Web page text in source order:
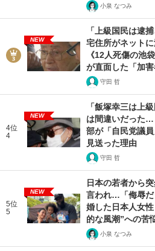
小泉 なつみ
NEW
「上級国民は逮
宅住所がネット
《12人死傷の池
が直面した「加害
守田 哲
4位
4
NEW
「飯塚幸三は上
は間違いだった…
部が「自民党議
見送った理由
守田 哲
5位
5
NEW
日本の若者から
言われ…「侮辱だ
婚した日本人女
的な風潮”への苦
小泉 なつみ